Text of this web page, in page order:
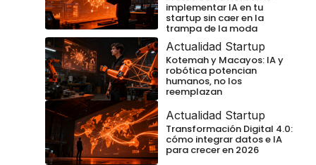
implementar IA en tu
startup sin caer en la
trampa de la moda
Actualidad Startup
Kotemah y Macayos: IA y
robótica potencian
humanos, no los
reemplazan
Actualidad Startup
Transformación Digital 4.0:
cómo integrar datos e IA
para crecer en 2026